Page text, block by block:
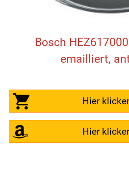
Bosch
emailliert,
Hier
Hier